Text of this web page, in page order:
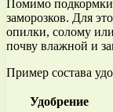
Помимо
заморозков. Для
опилки, солому
почву влажной и
Пример состава
Удобрение